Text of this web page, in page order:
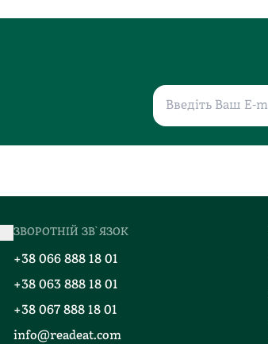
ЗВОРОТНІЙ ЗВ`ЯЗОК
+38 066 888 18 01
+38 063 888 18 01
+38 067 888 18 01
info@readeat.com